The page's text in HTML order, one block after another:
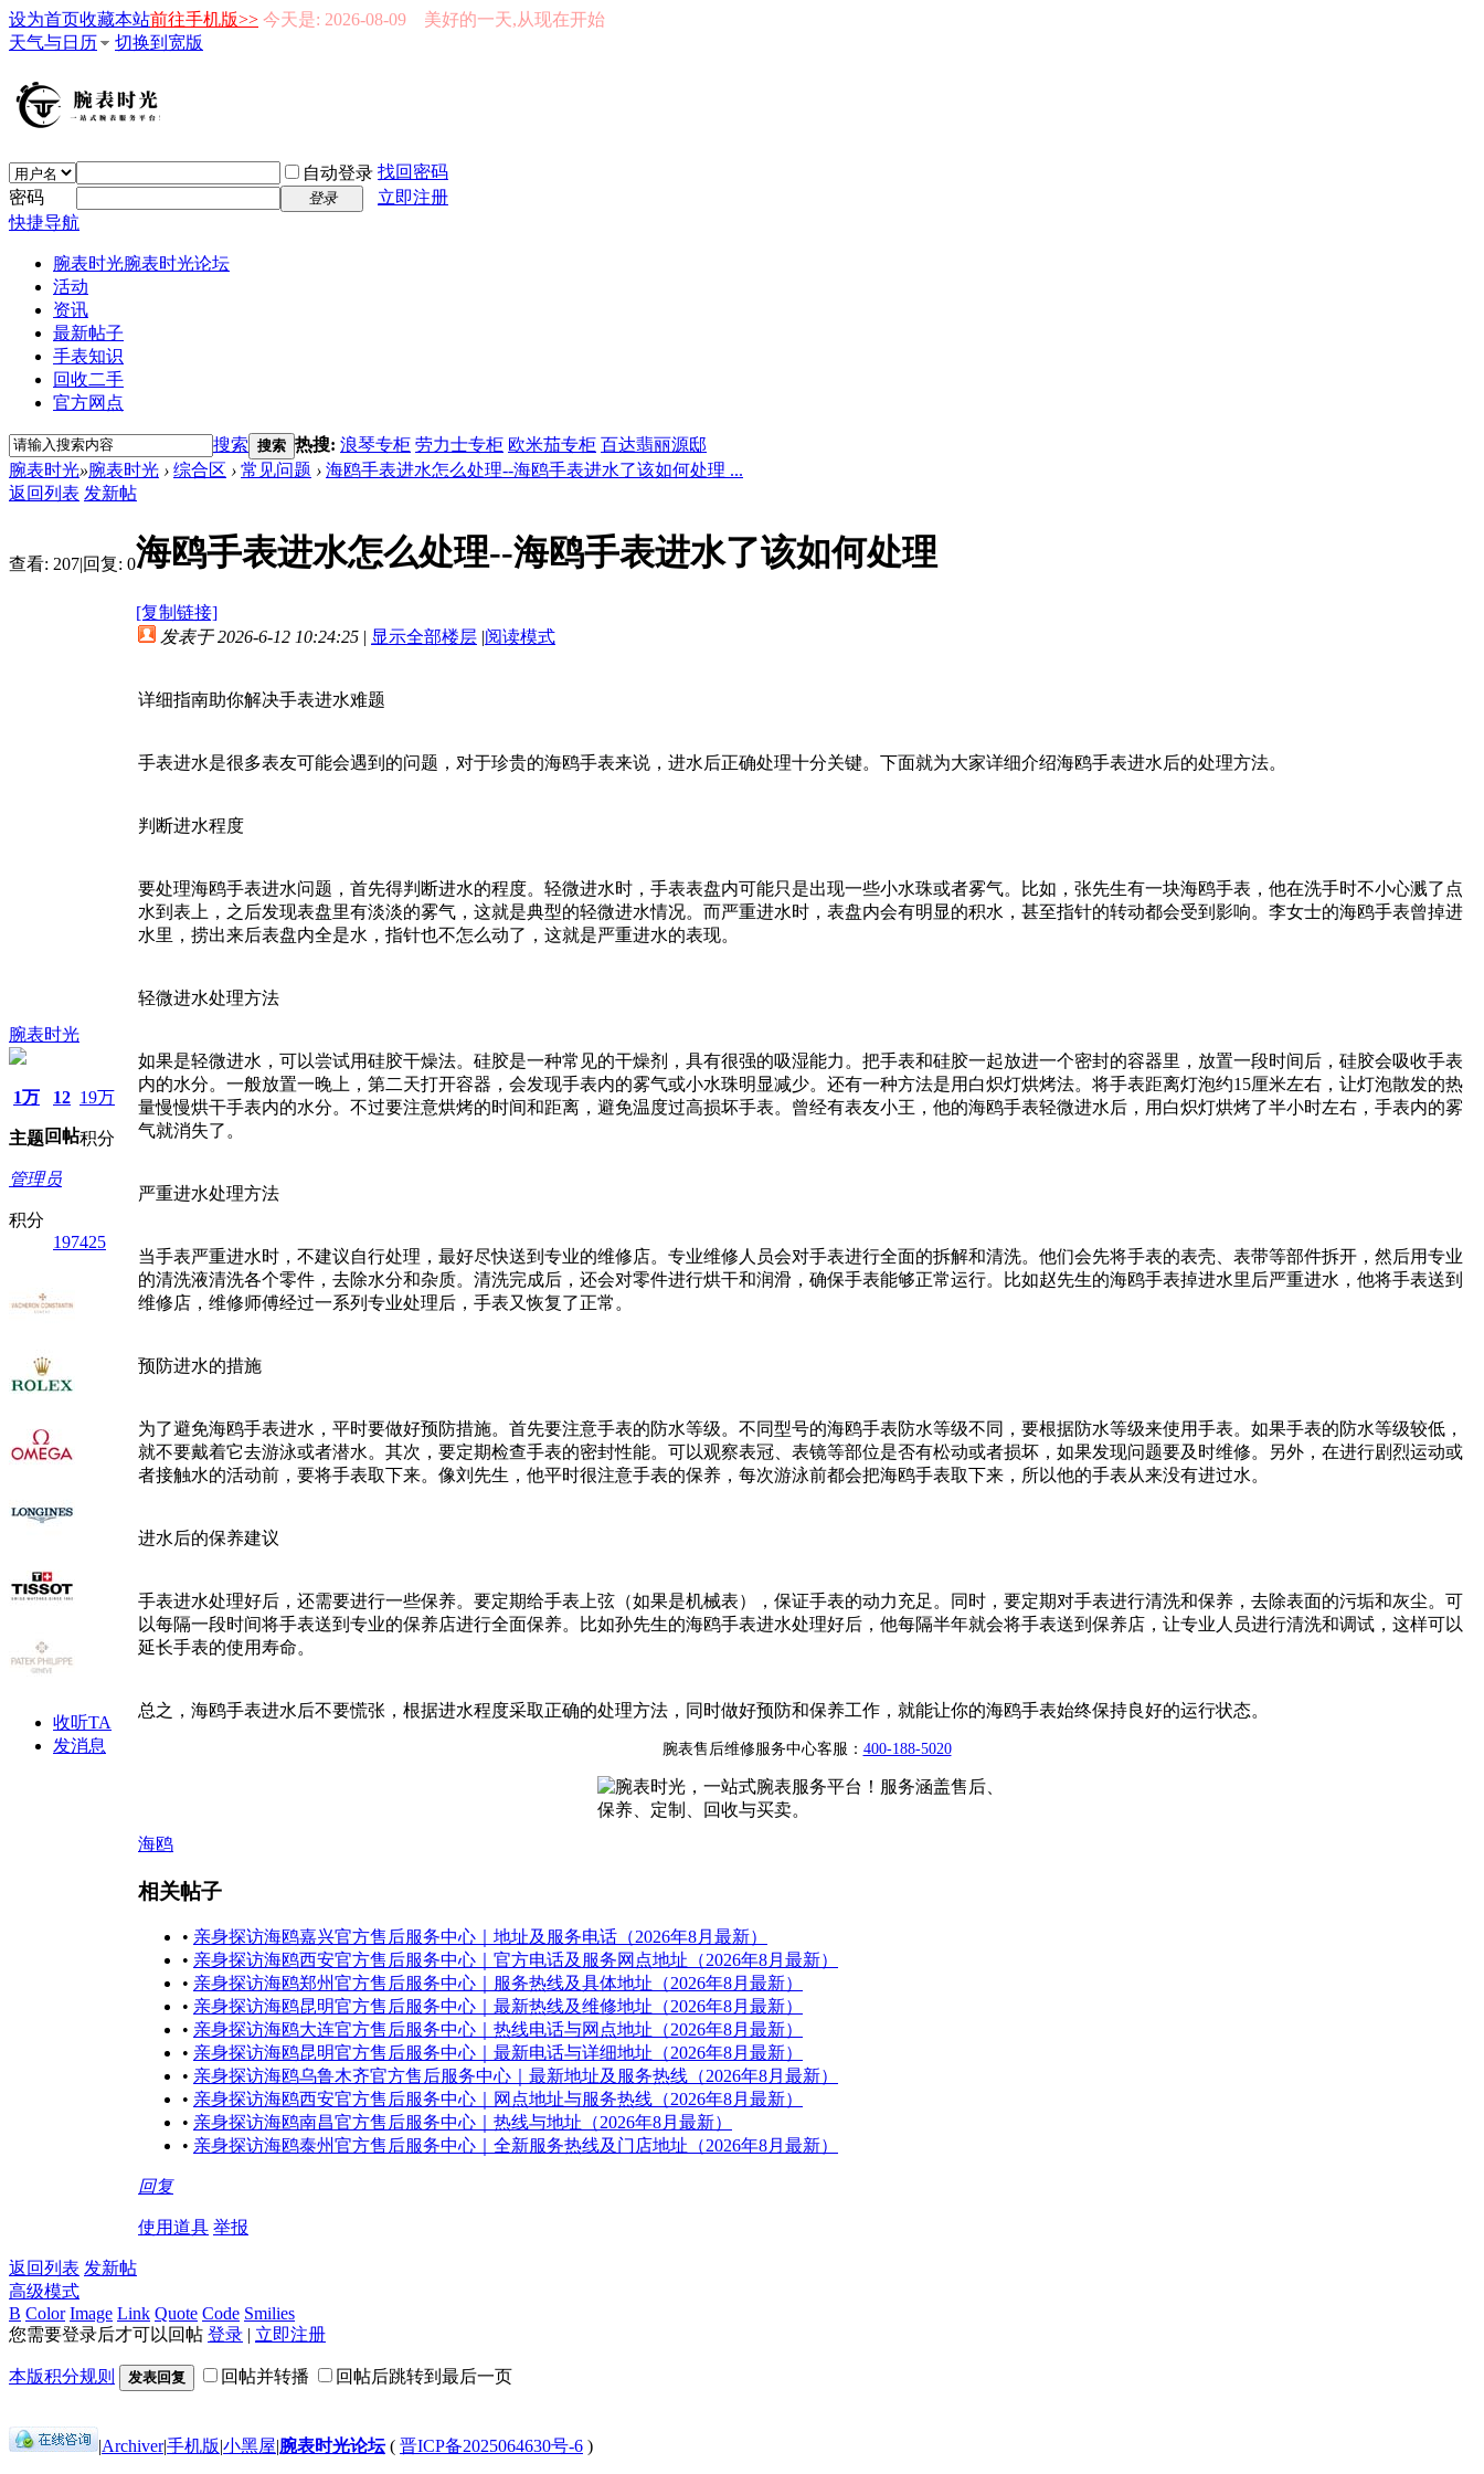
设为首页收藏本站前往手机版>> 今天是: 2026-08-09 美好的一天,从现在开始
天气与日历
切换到宽版
自动登录 找回密码
密码
登录
立即注册
快捷导航
腕表时光腕表时光论坛
活动
资讯
最新帖子
手表知识
回收二手
官方网点
搜索 搜索 热搜: 浪琴专柜 劳力士专柜 欧米茄专柜 百达翡丽源邸
腕表时光»腕表时光 › 综合区 › 常见问题 › 海鸥手表进水怎么处理--海鸥手表进水了该如何处理 ...
返回列表 发新帖
查看: 207|回复: 0海鸥手表进水怎么处理--海鸥手表进水了该如何处理
[复制链接]
腕表时光
1万
主题
12
回帖
19万
积分
管理员
积分
197425
收听TA
发消息
发表于 2026-6-12 10:24:25 | 显示全部楼层 |阅读模式
详细指南助你解决手表进水难题
手表进水是很多表友可能会遇到的问题，对于珍贵的海鸥手表来说，进水后正确处理十分关键。下面就为大家详细介绍海鸥手表进水后的处理方法。
判断进水程度
要处理海鸥手表进水问题，首先得判断进水的程度。轻微进水时，手表表盘内可能只是出现一些小水珠或者雾气。比如，张先生有一块海鸥手表，他在洗手时不小心溅了点
水到表上，之后发现表盘里有淡淡的雾气，这就是典型的轻微进水情况。而严重进水时，表盘内会有明显的积水，甚至指针的转动都会受到影响。李女士的海鸥手表曾掉进
水里，捞出来后表盘内全是水，指针也不怎么动了，这就是严重进水的表现。
轻微进水处理方法
如果是轻微进水，可以尝试用硅胶干燥法。硅胶是一种常见的干燥剂，具有很强的吸湿能力。把手表和硅胶一起放进一个密封的容器里，放置一段时间后，硅胶会吸收手表
内的水分。一般放置一晚上，第二天打开容器，会发现手表内的雾气或小水珠明显减少。还有一种方法是用白炽灯烘烤法。将手表距离灯泡约15厘米左右，让灯泡散发的热
量慢慢烘干手表内的水分。不过要注意烘烤的时间和距离，避免温度过高损坏手表。曾经有表友小王，他的海鸥手表轻微进水后，用白炽灯烘烤了半小时左右，手表内的雾
气就消失了。
严重进水处理方法
当手表严重进水时，不建议自行处理，最好尽快送到专业的维修店。专业维修人员会对手表进行全面的拆解和清洗。他们会先将手表的表壳、表带等部件拆开，然后用专业
的清洗液清洗各个零件，去除水分和杂质。清洗完成后，还会对零件进行烘干和润滑，确保手表能够正常运行。比如赵先生的海鸥手表掉进水里后严重进水，他将手表送到
维修店，维修师傅经过一系列专业处理后，手表又恢复了正常。
预防进水的措施
为了避免海鸥手表进水，平时要做好预防措施。首先要注意手表的防水等级。不同型号的海鸥手表防水等级不同，要根据防水等级来使用手表。如果手表的防水等级较低，
就不要戴着它去游泳或者潜水。其次，要定期检查手表的密封性能。可以观察表冠、表镜等部位是否有松动或者损坏，如果发现问题要及时维修。另外，在进行剧烈运动或
者接触水的活动前，要将手表取下来。像刘先生，他平时很注意手表的保养，每次游泳前都会把海鸥手表取下来，所以他的手表从来没有进过水。
进水后的保养建议
手表进水处理好后，还需要进行一些保养。要定期给手表上弦（如果是机械表），保证手表的动力充足。同时，要定期对手表进行清洗和保养，去除表面的污垢和灰尘。可
以每隔一段时间将手表送到专业的保养店进行全面保养。比如孙先生的海鸥手表进水处理好后，他每隔半年就会将手表送到保养店，让专业人员进行清洗和调试，这样可以
延长手表的使用寿命。
总之，海鸥手表进水后不要慌张，根据进水程度采取正确的处理方法，同时做好预防和保养工作，就能让你的海鸥手表始终保持良好的运行状态。
腕表售后维修服务中心客服： 400-188-5020
海鸥
相关帖子
• 亲身探访海鸥嘉兴官方售后服务中心｜地址及服务电话（2026年8月最新）
• 亲身探访海鸥西安官方售后服务中心｜官方电话及服务网点地址（2026年8月最新）
• 亲身探访海鸥郑州官方售后服务中心｜服务热线及具体地址（2026年8月最新）
• 亲身探访海鸥昆明官方售后服务中心｜最新热线及维修地址（2026年8月最新）
• 亲身探访海鸥大连官方售后服务中心｜热线电话与网点地址（2026年8月最新）
• 亲身探访海鸥昆明官方售后服务中心｜最新电话与详细地址（2026年8月最新）
• 亲身探访海鸥乌鲁木齐官方售后服务中心｜最新地址及服务热线（2026年8月最新）
• 亲身探访海鸥西安官方售后服务中心｜网点地址与服务热线（2026年8月最新）
• 亲身探访海鸥南昌官方售后服务中心｜热线与地址（2026年8月最新）
• 亲身探访海鸥泰州官方售后服务中心｜全新服务热线及门店地址（2026年8月最新）
回复
使用道具 举报
返回列表 发新帖
高级模式
B Color Image Link Quote Code Smilies
您需要登录后才可以回帖 登录 | 立即注册
本版积分规则 发表回复 回帖并转播 回帖后跳转到最后一页
|Archiver|手机版|小黑屋|腕表时光论坛( 晋ICP备2025064630号-6 )